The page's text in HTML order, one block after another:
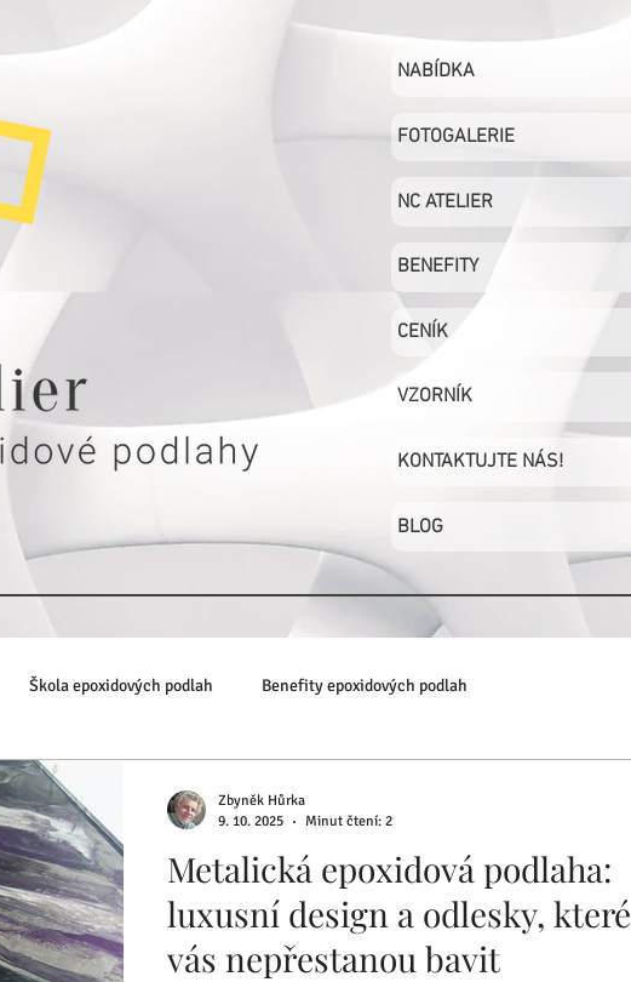
NABÍDKA
FOTOGALERIE
NC ATELIER
BENEFITY
CENÍK
VZORNÍK
KONTAKTUJTE NÁS!
BLOG
Škola epoxidových podlah Benefity epoxidových podlah
Metalická epoxidová podlaha:
luxusní design a odlesky, které
vás nepřestanou bavit
Zbyněk Hůrka
9. 10. 2025
Minut čtení: 2